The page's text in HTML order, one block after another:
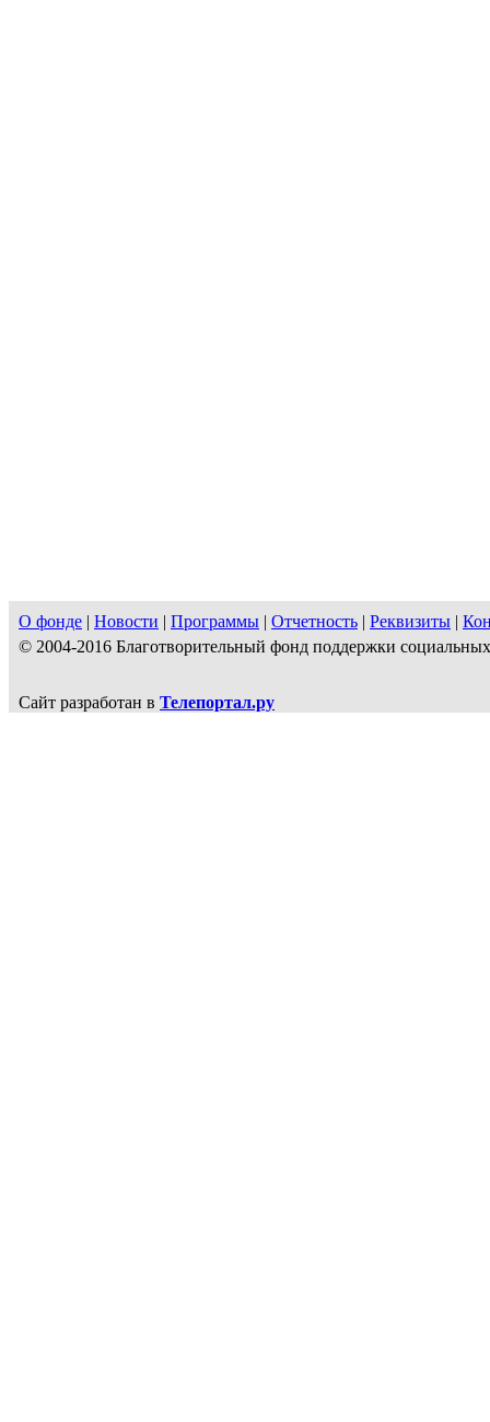
О фонде | Новости | Программы | Отчетность | Реквизиты |
© 2004-2016 Благотворительный фонд поддержки
Сайт разработан в Телепортал.ру